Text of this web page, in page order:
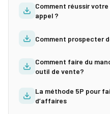
Comment réussir
appel ?
Comment prospecter
Comment faire du
outil de vente?
La méthode 5P pour
d’affaires